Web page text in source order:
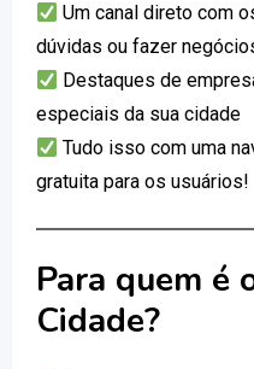
Um canal direto com
dúvidas ou fazer
Destaques de
especiais da sua cidade
Tudo isso com uma
gratuita para os usuários!
Para quem é
Cidade?